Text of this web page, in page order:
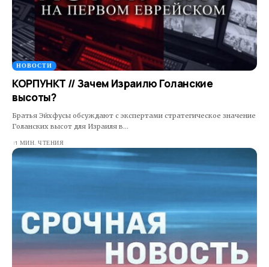
НОВОСТИ
КОРПУНКТ // Зачем Израилю Голанские
высоты?
Братья Эйхфусы обсуждают с экспертами стратегическое значение
Голанских высот для Израиля в…
1 МИН. ЧТЕНИЯ